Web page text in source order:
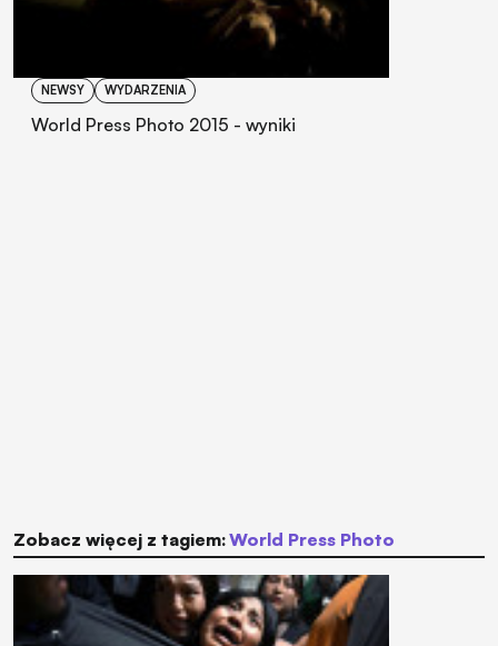
NEWSY WYDARZENIA
World Press Photo 2015 - wyniki
Zobacz więcej z tagiem: World Press Photo